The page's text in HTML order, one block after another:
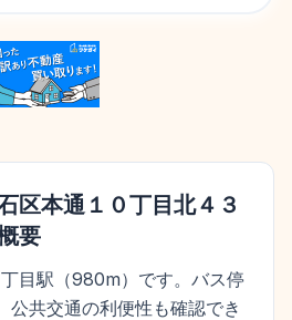
区本通１０丁目北４３
要
目駅（980m）です。バス停
公共交通の利便性も確認でき